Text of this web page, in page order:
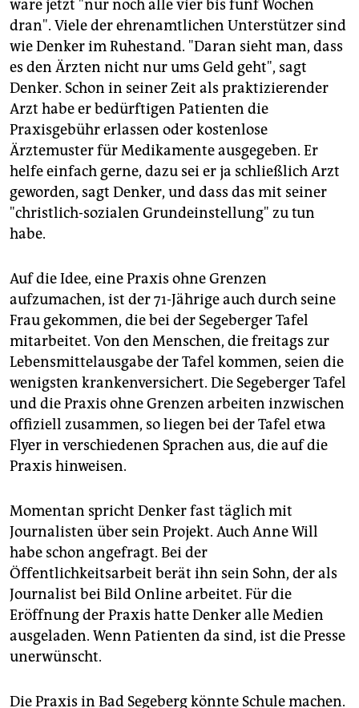
allgemeinmedizinische Anlaufstelle eröffnet.
In der Zentralen Beratungsstelleder
Gesundheitsbehörde können sich Menschen ohne
Papiere anonym und kostenlos auf sexuell
übertragbare Krankheiten testen und beraten lassen.
wäre jetzt "nur noch alle vier bis fünf Wochen
dran". Viele der ehrenamtlichen Unterstützer sind
wie Denker im Ruhestand. "Daran sieht man, dass
es den Ärzten nicht nur ums Geld geht", sagt
Denker. Schon in seiner Zeit als praktizierender
Arzt habe er bedürftigen Patienten die
Praxisgebühr erlassen oder kostenlose
Ärztemuster für Medikamente ausgegeben. Er
helfe einfach gerne, dazu sei er ja schließlich Arzt
geworden, sagt Denker, und dass das mit seiner
"christlich-sozialen Grundeinstellung" zu tun
habe.
Auf die Idee, eine Praxis ohne Grenzen
aufzumachen, ist der 71-Jährige auch durch seine
Frau gekommen, die bei der Segeberger Tafel
mitarbeitet. Von den Menschen, die freitags zur
Lebensmittelausgabe der Tafel kommen, seien die
wenigsten krankenversichert. Die Segeberger Tafel
und die Praxis ohne Grenzen arbeiten inzwischen
offiziell zusammen, so liegen bei der Tafel etwa
Flyer in verschiedenen Sprachen aus, die auf die
Praxis hinweisen.
Momentan spricht Denker fast täglich mit
Journalisten über sein Projekt. Auch Anne Will
habe schon angefragt. Bei der
Öffentlichkeitsarbeit berät ihn sein Sohn, der als
Journalist bei Bild Online arbeitet. Für die
Eröffnung der Praxis hatte Denker alle Medien
ausgeladen. Wenn Patienten da sind, ist die Presse
unerwünscht.
Die Praxis in Bad Segeberg könnte Schule machen.